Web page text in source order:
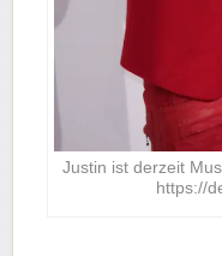
Justin ist derzeit
https://